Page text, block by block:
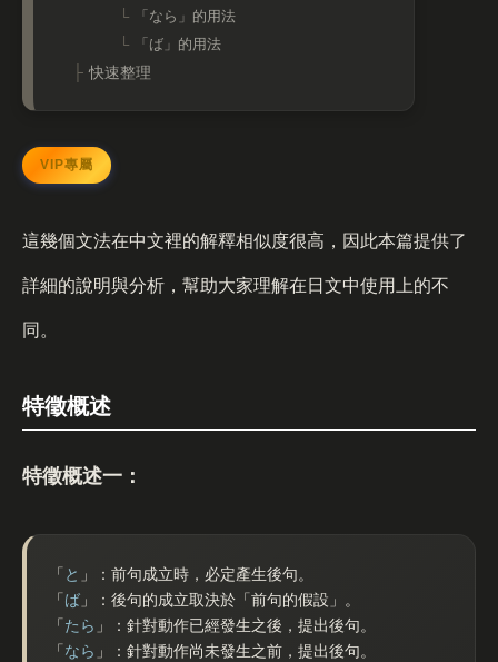
「なら」的用法
「ば」的用法
快速整理
這幾個文法在中文裡的解釋相似度很高，因此本篇提供了
詳細的說明與分析，幫助大家理解在日文中使用上的不
同。
特徵概述
特徵概述一：
「 と 」：前句成立時，必定產生後句。
「 ば 」：後句的成立取決於「前句的假設」。
「 たら 」：針對動作已經發生之後，提出後句。
「 なら 」：針對動作尚未發生之前，提出後句。